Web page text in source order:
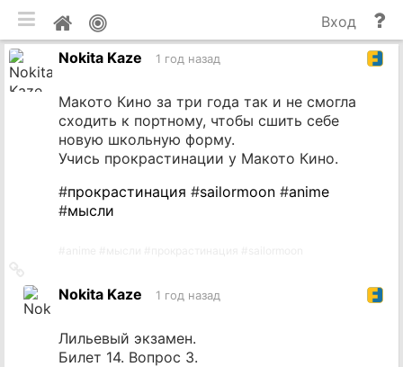
Мой
профиль
и
Вход
Nokita Kaze
1 год назад
Макото Кино за три года так и не смогла
сходить к портному, чтобы сшить себе
новую школьную форму.
Учись прокрастинации у Макото Кино.
#прокрастинация #sailormoon #anime
#мысли
на
источникNokita Kaze 1 год назад
Лильевый экзамен.
Билет 14. Вопрос 3.
мобильная версия